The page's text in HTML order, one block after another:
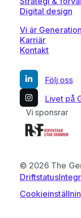
Digital design
Vi är Generation
Karriär
Kontakt
Följ oss
Livet på
Vi sponsrar
© 2026 The
Driftstatus